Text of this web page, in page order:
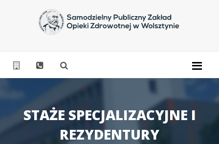
STAŻE SPECJALIZACYJNE I
REZYDENTURY